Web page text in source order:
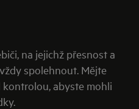
na jejichž přesnost a
spolehnout. Mějte
abyste mohli